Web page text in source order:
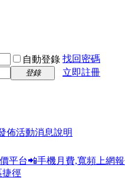
自動登錄 找回密碼
登錄
立即註冊
佈活動消息說明
平台📲手機月費,寬頻上網
捷徑